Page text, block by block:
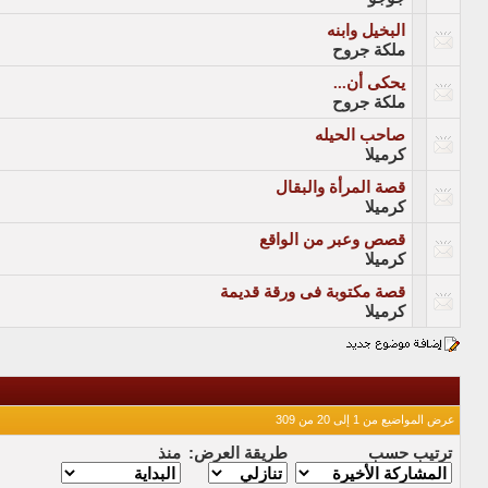
البخيل وابنه
ملكة جروح
يحكى أن...
ملكة جروح
صاحب الحيله
كرميلا
قصة المرأة والبقال
كرميلا
قصص وعبر من الواقع
كرميلا
قصة مكتوبة فى ورقة قديمة
كرميلا
عرض المواضيع من 1 إلى 20 من 309
ترتيب حسب طريقة العرض: منذ